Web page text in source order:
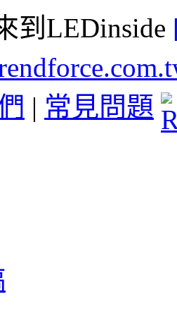
到LEDinside
| 常見問題